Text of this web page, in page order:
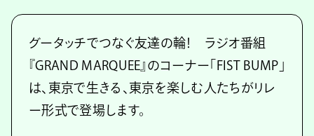
グータッチでつなぐ友達の輪！ ラジオ番組
『GRAND MARQUEE』のコーナー「FIST BUMP」
は、東京で生きる、東京を楽しむ人たちがリレ
ー形式で登場します。